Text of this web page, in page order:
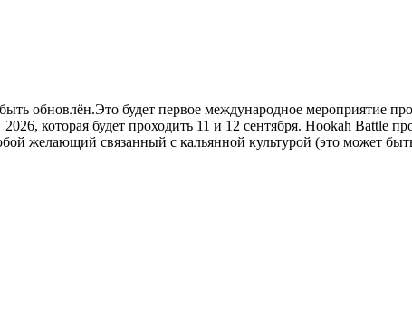
обновлён.Это будет первое международное мероприятие
которая будет проходить 11 и 12 сентября. Hookah Battle
желающий связанный с кальянной культурой (это может